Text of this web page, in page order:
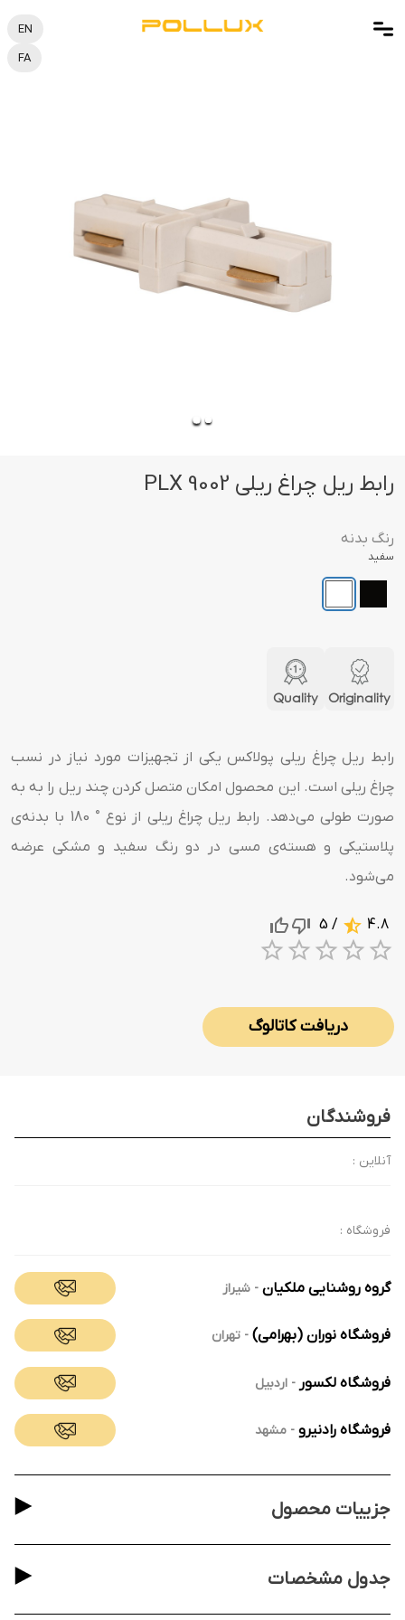
EN
FA
رابط ریل چراغ ریلی PLX 9002
رنگ بدنه
سفید
Originality
Quality
رابط ریل چراغ ریلی پولاکس یکی از تجهیزات مورد نیاز در نسب
چراغ ریلی است. این محصول امکان متصل کردن چند ریل را به به
صورت طولی می‌دهد. رابط ریل چراغ ریلی از نوع ° 180 با بدنه‌ی
پلاستیکی و هسته‌ی مسی در دو رنگ سفید و مشکی عرضه
می‌شود.
4.8
/ 5
دریافت کاتالوگ
فروشندگان
آنلاین :
فروشگاه :
گروه روشنایی ملکیان - شیراز
فروشگاه نوران (بهرامی) - تهران
فروشگاه لکسور - اردبیل
فروشگاه رادنیرو - مشهد
جزییات محصول
جدول مشخصات